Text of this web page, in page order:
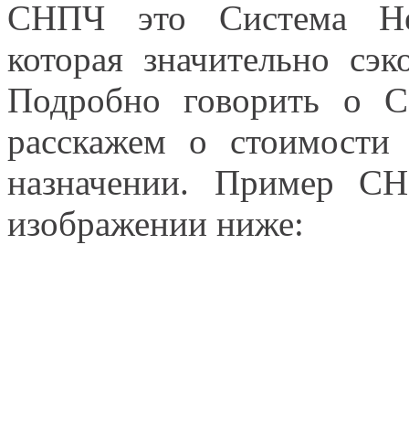
СНПЧ это Система
которая значительно
Подробно говорить
расскажем о
назначении. Пример
изображении ниже: